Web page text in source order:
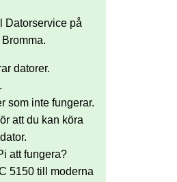
Datorservice på
datorer.
som inte fungerar.
att du kan köra
att fungera?
5150 till moderna